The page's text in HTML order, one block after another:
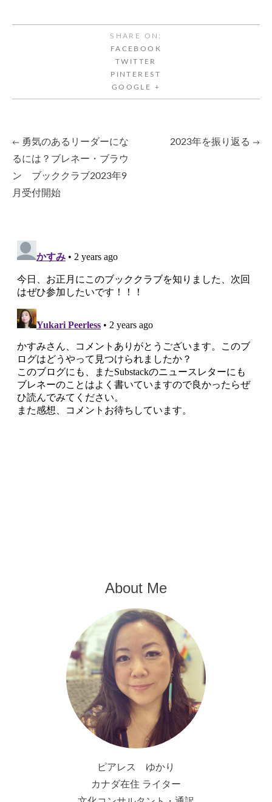
SHARE ON:
FACEBOOK
TWITTER
PINTEREST
GOOGLE +
Post
navigation
← 勇気のあるリーダーにな
るには？ブレネー・ブラウ
ン ブッククラブ2023年9
月受付開始
2023年を振り返る →
About Me
ピアレス ゆかり
カナダ在住 ライター